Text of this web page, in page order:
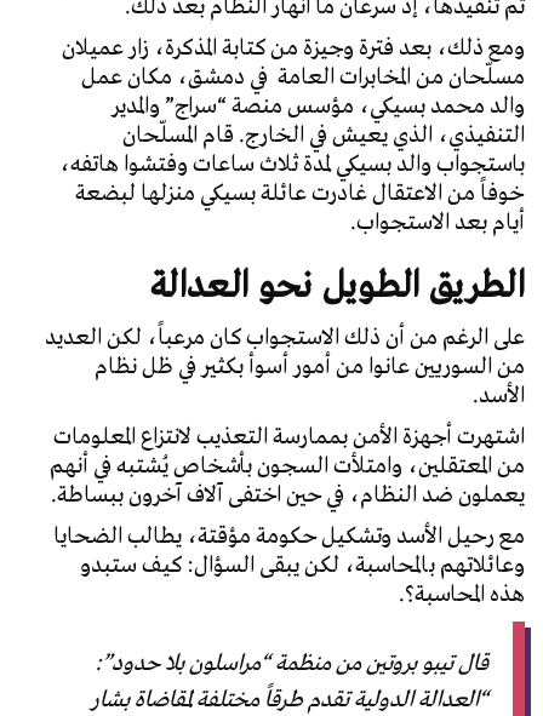
تم تنفيذها، إذ سرعان ما انهار النظام بعد ذلك.
ومع ذلك، بعد فترة وجيزة من كتابة المذكرة، زار عميلان
مسلّحان من المخابرات العامة في دمشق، مكان عمل
والد محمد بسيكي، مؤسس منصة “سراج” والمدير
التنفيذي، الذي يعيش في الخارج. قام المسلّحان
باستجواب والد بسيكي لمدة ثلاث ساعات وفتشوا هاتفه،
خوفاً من الاعتقال غادرت عائلة بسيكي منزلها لبضعة
أيام بعد الاستجواب.
الطريق الطويل نحو العدالة
على الرغم من أن ذلك الاستجواب كان مرعباً، لكن العديد
من السوريين عانوا من أمور أسوأ بكثير في ظل نظام
الأسد.
اشتهرت أجهزة الأمن بممارسة التعذيب لانتزاع المعلومات
من المعتقلين، وامتلأت السجون بأشخاص يُشتبه في أنهم
يعملون ضد النظام، في حين اختفى آلاف آخرون ببساطة.
مع رحيل الأسد وتشكيل حكومة مؤقتة، يطالب الضحايا
وعائلاتهم بالمحاسبة، لكن يبقى السؤال: كيف ستبدو
هذه المحاسبة؟.
قال تيبو بروتين من منظمة “مراسلون بلا حدود”:
“العدالة الدولية تقدم طرقاً مختلفة لمقاضاة بشار